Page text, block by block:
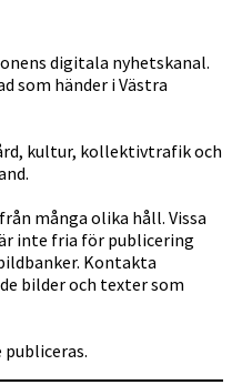
digitala nyhetskanal.
som händer i Västra
kultur, kollektivtrafik och
många olika håll. Vissa
inte fria för publicering
Kontakta
bilder och texter som